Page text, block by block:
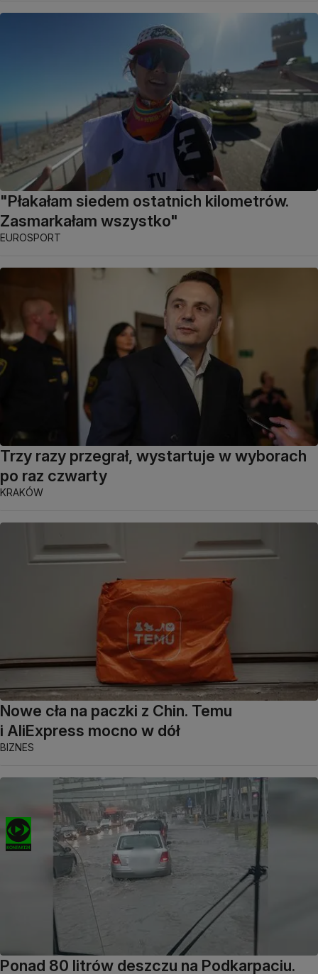
"Płakałam siedem ostatnich kilometrów.
Zasmarkałam wszystko"
EUROSPORT
Trzy razy przegrał, wystartuje w wyborach
po raz czwarty
KRAKÓW
Nowe cła na paczki z Chin. Temu
i AliExpress mocno w dół
BIZNES
Ponad 80 litrów deszczu na Podkarpaciu.